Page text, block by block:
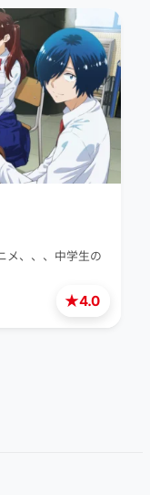
★4.0
メ、、、中学生の